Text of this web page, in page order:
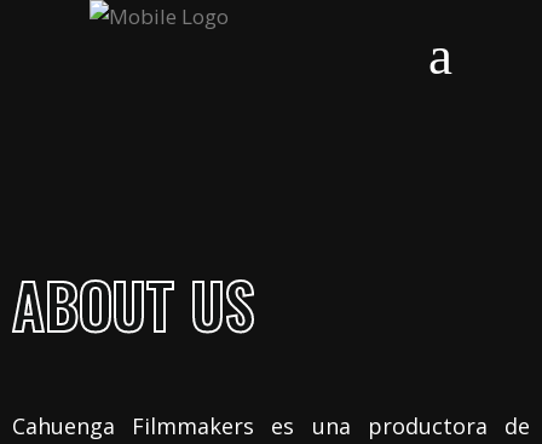
ABOUT US
Cahuenga Filmmakers es una productora de